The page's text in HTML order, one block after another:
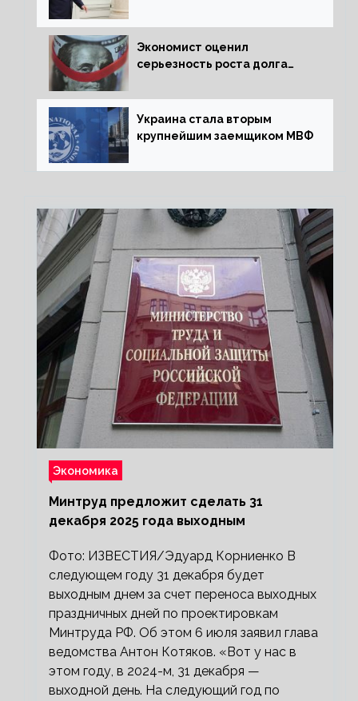
за мир
Экономист оценил
серьезность роста долга
Украина стала вторым
крупнейшим заемщиком МВФ
Экономика
Минтруд предложит сделать 31
декабря 2025 года выходным
Фото: ИЗВЕСТИЯ/Эдуард Корниенко В
следующем году 31 декабря будет
выходным днем за счет переноса выходных
праздничных дней по проектировкам
Минтруда РФ. Об этом 6 июля заявил глава
ведомства Антон Котяков. «Вот у нас в
этом году, в 2024-м, 31 декабря —
выходной день. На следующий год по